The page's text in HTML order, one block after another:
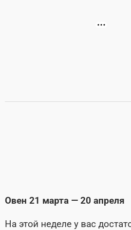
Овен 21 марта — 20 апреля
На этой неделе у вас